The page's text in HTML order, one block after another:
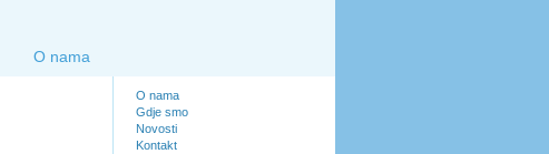
O nama
O nama
Gdje smo
Novosti
Kontakt